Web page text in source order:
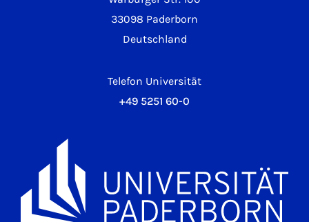
33098 Paderborn
Deutschland
Telefon Universität
+49 5251 60-0